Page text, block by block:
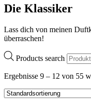
Die Klassiker
Lass dich von meinen
überraschen!
Products search
Ergebnisse 9 – 12 von 55